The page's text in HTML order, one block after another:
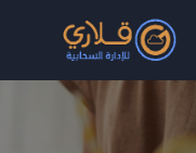
انتقال إلى المحتوى الرئيسي